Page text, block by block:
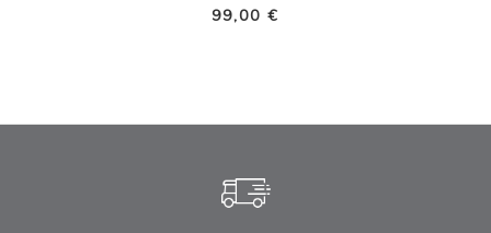
99,00 €